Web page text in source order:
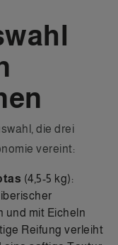
die drei
vereint:
(4,5-5 kg):
und mit Eicheln
Reifung verleiht